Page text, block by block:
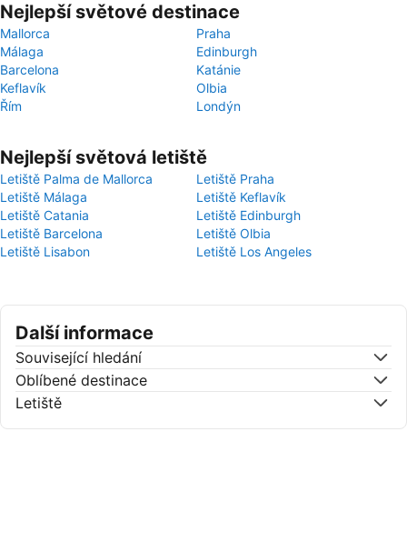
Nejlepší světové destinace
Mallorca
Praha
Málaga
Edinburgh
Barcelona
Katánie
Keflavík
Olbia
Řím
Londýn
Nejlepší světová letiště
Letiště Palma de Mallorca
Letiště Praha
Letiště Málaga
Letiště Keflavík
Letiště Catania
Letiště Edinburgh
Letiště Barcelona
Letiště Olbia
Letiště Lisabon
Letiště Los Angeles
Další informace
Související hledání
Oblíbené destinace
Letiště